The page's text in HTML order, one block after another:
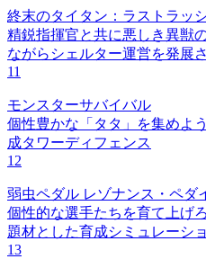
終末のタイタン：ラストラッ
精鋭指揮官と共に悪しき異獣
ながらシェルター運営を発展
11
モンスターサバイバル
個性豊かな「タタ」を集めよ
成タワーディフェンス
12
弱虫ペダル レゾナンス・ペダ
個性的な選手たちを育て上げ
題材とした育成シミュレーシ
13